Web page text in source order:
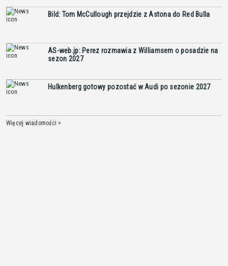
Bild: Tom McCullough przejdzie z Astona do Red Bulla
AS-web.jp: Perez rozmawia z Williamsem o posadzie na
sezon 2027
Hulkenberg gotowy pozostać w Audi po sezonie 2027
Więcej wiadomości >